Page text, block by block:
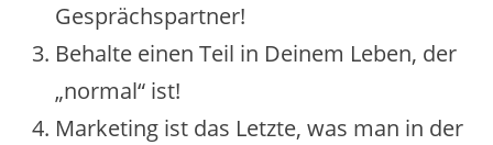
Gesprächspartner!
Behalte einen Teil in Deinem Leben, der
„normal“ ist!
Marketing ist das Letzte, was man in der